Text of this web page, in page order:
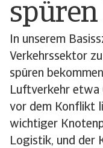
In unserem
Verkehrssektor
spüren
Luftverkehr etwa
vor dem Konflikt
wichtiger
Logistik, und der